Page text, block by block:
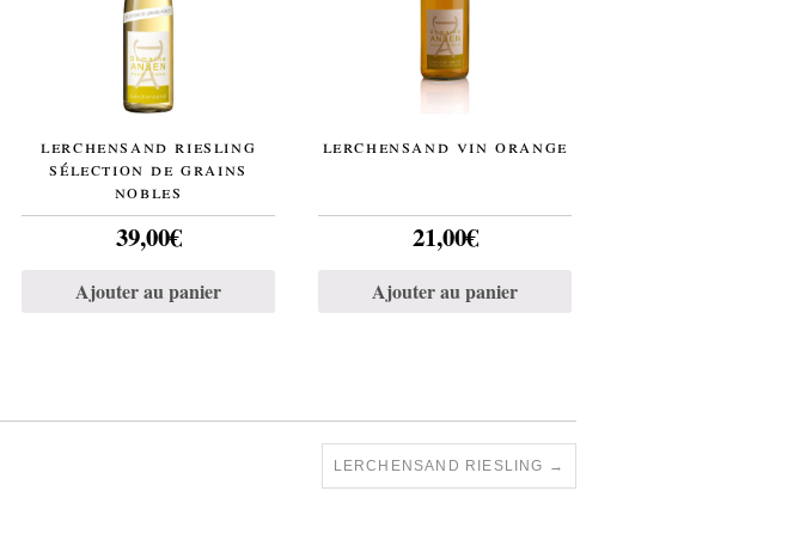
lerchensand riesling
sélection de grains
nobles
39,00€
Ajouter au panier
lerchensand vin orange
21,00€
Ajouter au panier
LERCHENSAND RIESLING →